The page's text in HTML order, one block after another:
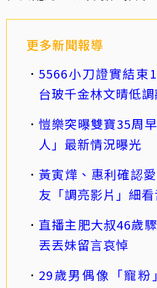
更多新聞報導
5566小刀證實結束
台玻千金林文晴低
愷樂突曝雙寶35周
人」最新情況曝光
黃寅燁、惠利確認
友「調亮影片」細
直播主肥大叔46歲
丟丟妹留言哀悼
29歲男偶像「寵粉